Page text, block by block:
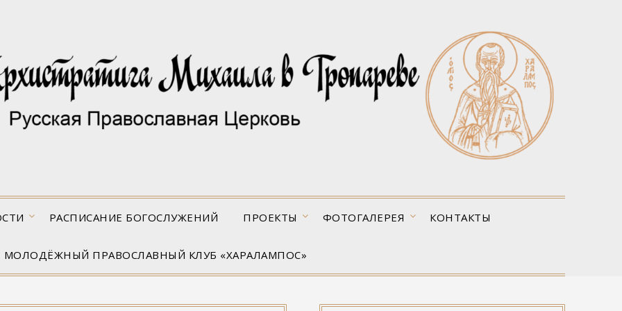
РАСПИСАНИЕ БОГОСЛУЖЕНИЙ ПРОЕКТЫ ФОТОГАЛЕРЕЯ КОНТАКТЫ
МОЛОДЁЖНЫЙ ПРАВОСЛАВНЫЙ КЛУБ «ХАРАЛАМПОС»